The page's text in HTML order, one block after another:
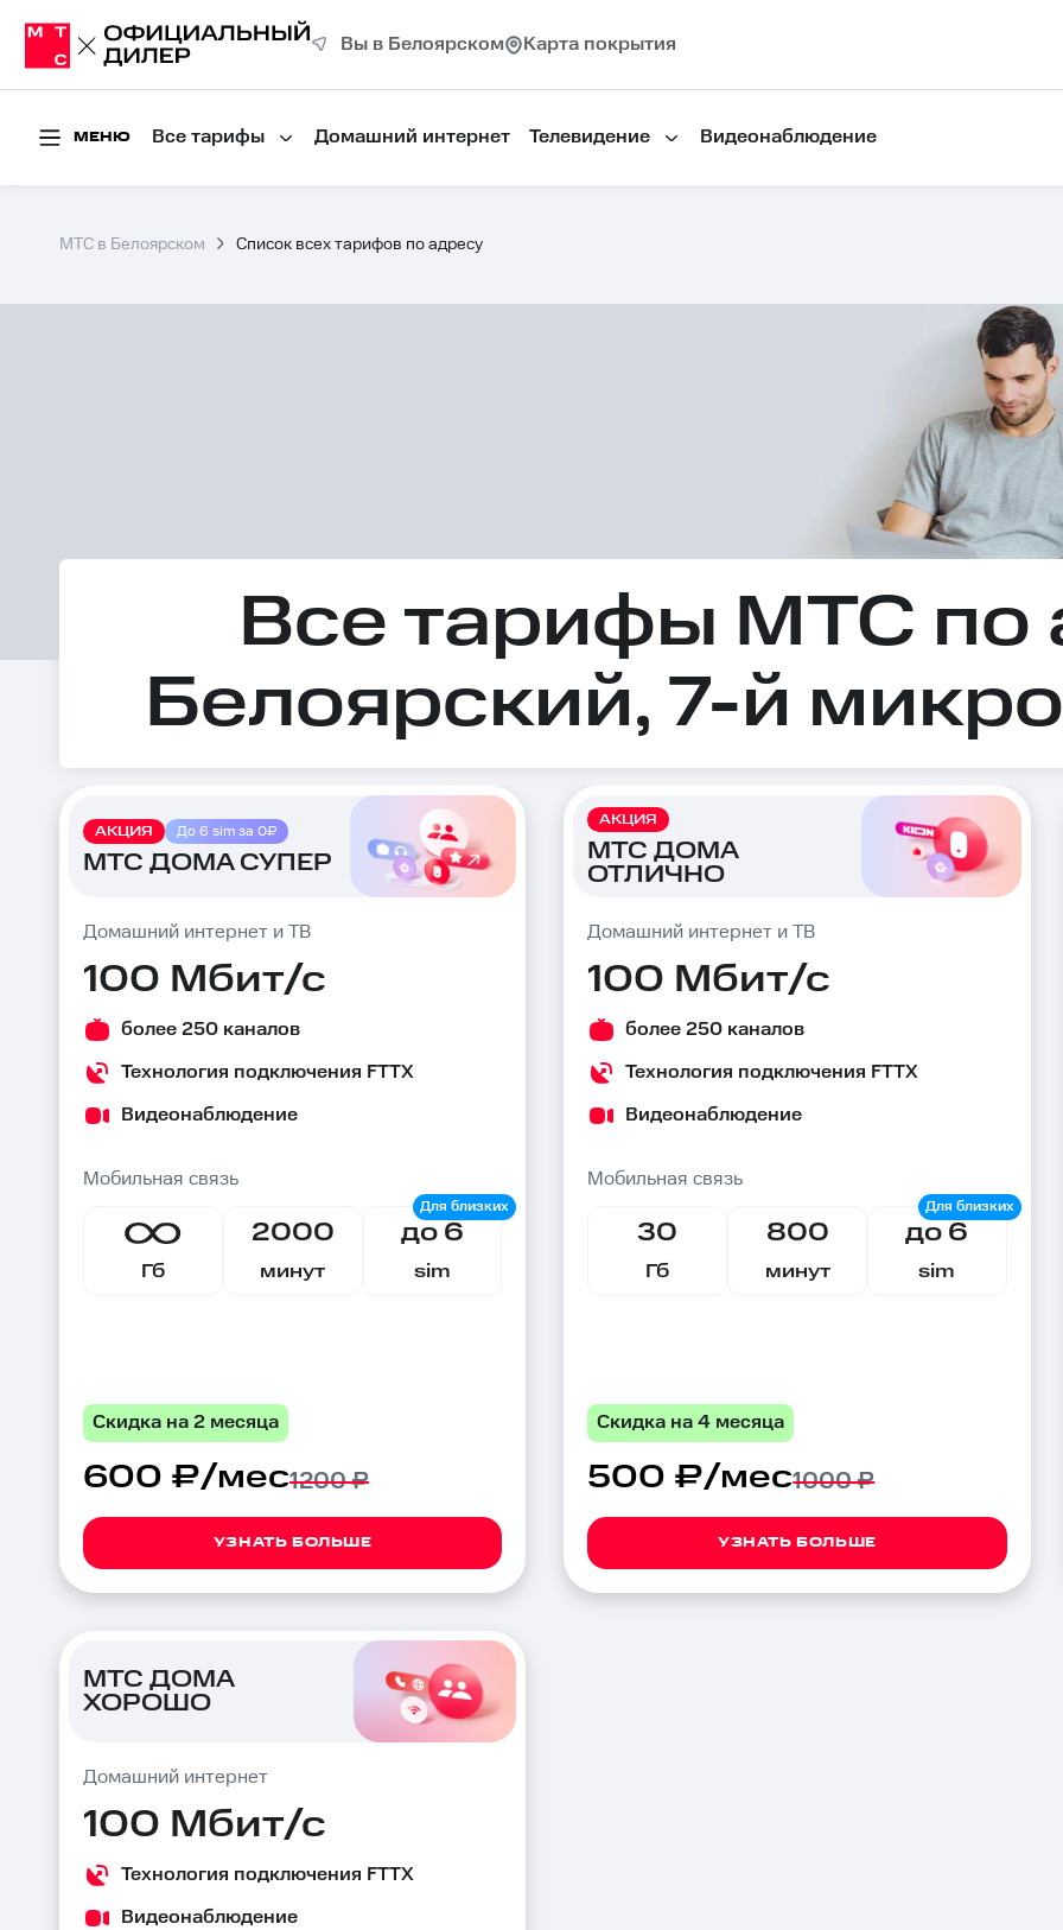
Вы в Белоярском Карта покрытия
МЕНЮ Все тарифы Домашний интернет Телевидение Видеонаблюдение
МТС в Белоярском Список всех тарифов по адресу
Все тарифы МТС по
Белоярский, 7-й
АКЦИЯ До 6 sim за 0₽
МТС ДОМА СУПЕР
Домашний интернет и ТВ
100 Мбит/с
более 250 каналов
Технология подключения FTTX
Видеонаблюдение
Мобильная связь
Гб
2000
минут
до 6
sim
Скидка на 2 месяца
600 ₽/мес1200 ₽
УЗНАТЬ БОЛЬШЕ
АКЦИЯ
МТС ДОМА
ОТЛИЧНО
Домашний интернет и ТВ
100 Мбит/с
более 250 каналов
Технология подключения FTTX
Видеонаблюдение
Мобильная связь
30
Гб
800
минут
до 6
sim
Скидка на 4 месяца
500 ₽/мес1000 ₽
УЗНАТЬ БОЛЬШЕ
МТС ДОМА
ХОРОШО
Домашний интернет
100 Мбит/с
Технология подключения FTTX
Видеонаблюдение